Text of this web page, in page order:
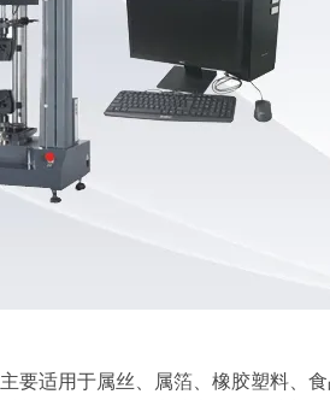
主要适用于属丝、属箔、橡胶塑料、